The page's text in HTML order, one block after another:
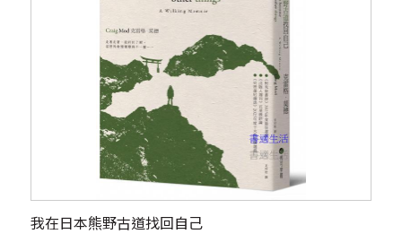
我在日本熊野古道找回自己